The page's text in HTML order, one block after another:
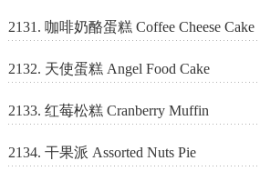
2131. 咖啡奶酪蛋糕 Coffee Cheese Cake
2132. 天使蛋糕 Angel Food Cake
2133. 红莓松糕 Cranberry Muffin
2134. 干果派 Assorted Nuts Pie